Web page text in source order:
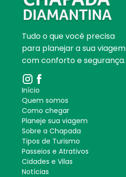
Tudo o que você precisa
para planejar a sua viagem
com conforto e segurança.
Início
Quem somos
Como chegar
Planeje sua viagem
Sobre a Chapada
Tipos de Turismo
Passeios e Atrativos
Cidades e Vilas
Notícias